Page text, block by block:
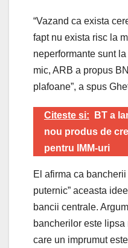
“Vazand ca exista
fapt nu exista risc la
neperformante sunt
mic, ARB a propus
plafoane”, a spus
Citeste si:
BT a
nou produs de
pentru IMM-uri
El afirma ca
puternic” aceasta
bancii centrale.
bancherilor este
care un imprumut